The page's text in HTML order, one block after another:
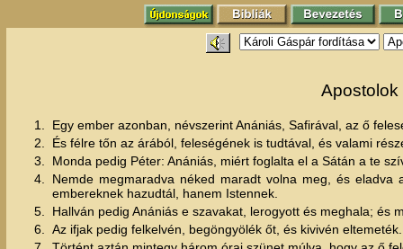
Apostolok
1.
Egy ember azonban, névszerint Anániás, Safirával, az ő
2.
És félre tőn az árából, feleségének is tudtával, és valami
3.
Monda pedig Péter: Anániás, miért foglalta el a Sátán a te
4.
Nemde megmaradva néked maradt volna meg, és
embereknek hazudtál, hanem Istennek.
5.
Hallván pedig Anániás e szavakat, lerogyott és meghala; és
6.
Az ifjak pedig felkelvén, begöngyölék őt, és kivivén eltemeték.